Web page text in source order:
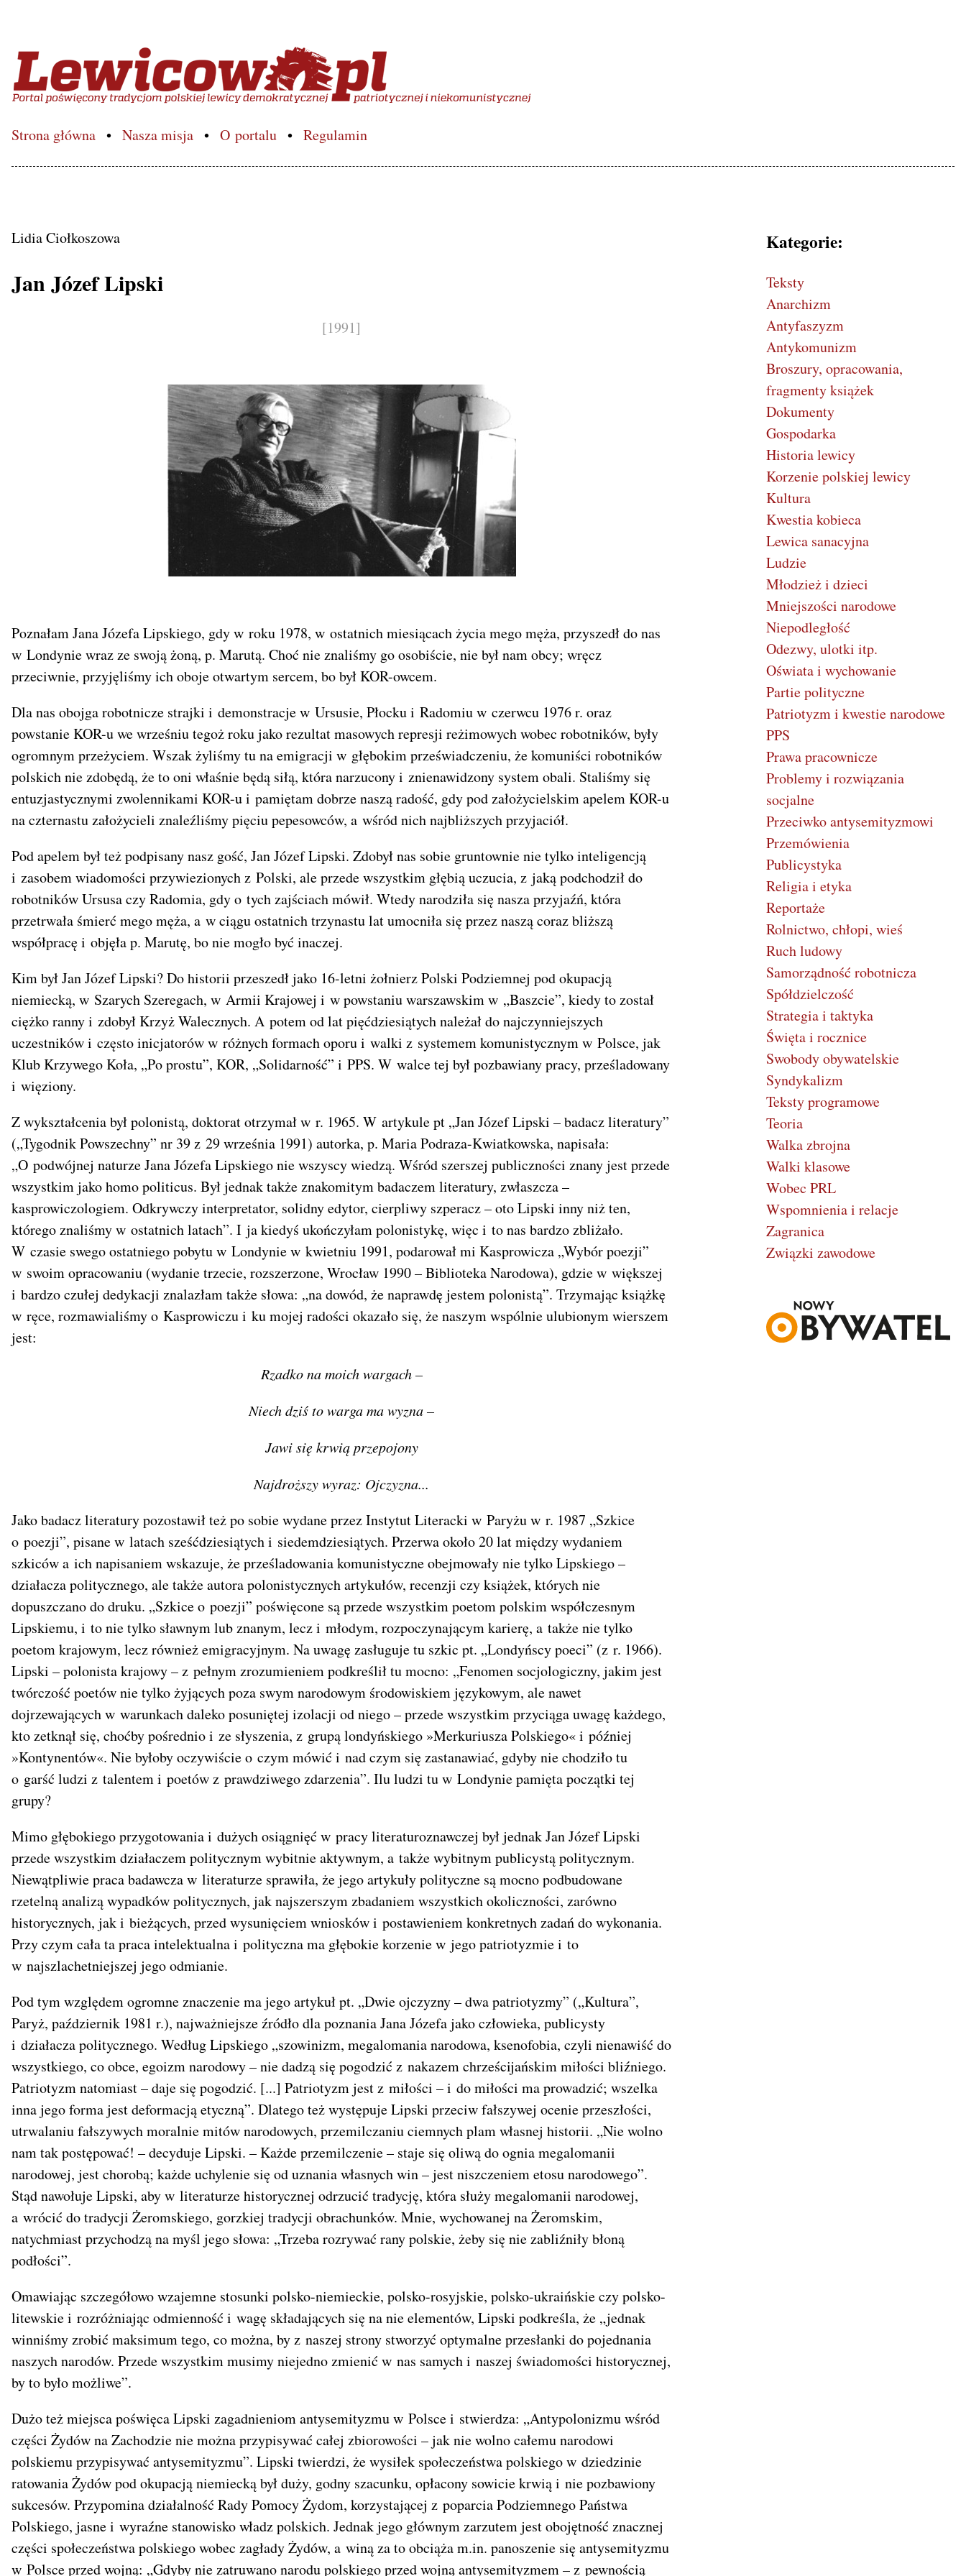
Lewicowo.pl – Portal poświęcony polskiej lewicy demokratycznej,
Strona główna Nasza misja O portalu Regulamin
Lidia Ciołkoszowa
Jan Józef Lipski
[1991]
Poznałam Jana Józefa Lipskiego, gdy w roku 1978, w ostatnich miesiącach życia mego męża, przyszedł do nas
w Londynie wraz ze swoją żoną, p. Marutą. Choć nie znaliśmy go osobiście, nie był nam obcy; wręcz
przeciwnie, przyjęliśmy ich oboje otwartym sercem, bo był KOR-owcem.
Dla nas obojga robotnicze strajki i demonstracje w Ursusie, Płocku i Radomiu w czerwcu 1976 r. oraz
powstanie KOR-u we wrześniu tegoż roku jako rezultat masowych represji reżimowych wobec robotników, były
ogromnym przeżyciem. Wszak żyliśmy tu na emigracji w głębokim przeświadczeniu, że komuniści robotników
polskich nie zdobędą, że to oni właśnie będą siłą, która narzucony i znienawidzony system obali. Staliśmy się
entuzjastycznymi zwolennikami KOR-u i pamiętam dobrze naszą radość, gdy pod założycielskim apelem KOR-u
na czternastu założycieli znaleźliśmy pięciu pepesowców, a wśród nich najbliższych przyjaciół.
Pod apelem był też podpisany nasz gość, Jan Józef Lipski. Zdobył nas sobie gruntownie nie tylko inteligencją
i zasobem wiadomości przywiezionych z Polski, ale przede wszystkim głębią uczucia, z jaką podchodził do
robotników Ursusa czy Radomia, gdy o tych zajściach mówił. Wtedy narodziła się nasza przyjaźń, która
przetrwała śmierć mego męża, a w ciągu ostatnich trzynastu lat umocniła się przez naszą coraz bliższą
współpracę i objęła p. Marutę, bo nie mogło być inaczej.
Kim był Jan Józef Lipski? Do historii przeszedł jako 16-letni żołnierz Polski Podziemnej pod okupacją
niemiecką, w Szarych Szeregach, w Armii Krajowej i w powstaniu warszawskim w „Baszcie”, kiedy to został
ciężko ranny i zdobył Krzyż Walecznych. A potem od lat pięćdziesiątych należał do najczynniejszych
uczestników i często inicjatorów w różnych formach oporu i walki z systemem komunistycznym w Polsce, jak
Klub Krzywego Koła, „Po prostu”, KOR, „Solidarność” i PPS. W walce tej był pozbawiany pracy, prześladowany
i więziony.
Z wykształcenia był polonistą, doktorat otrzymał w r. 1965. W artykule pt „Jan Józef Lipski – badacz literatury”
(„Tygodnik Powszechny” nr 39 z 29 września 1991) autorka, p. Maria Podraza-Kwiatkowska, napisała:
„O podwójnej naturze Jana Józefa Lipskiego nie wszyscy wiedzą. Wśród szerszej publiczności znany jest przede
wszystkim jako homo politicus. Był jednak także znakomitym badaczem literatury, zwłaszcza –
kasprowiczologiem. Odkrywczy interpretator, solidny edytor, cierpliwy szperacz – oto Lipski inny niż ten,
którego znaliśmy w ostatnich latach”. I ja kiedyś ukończyłam polonistykę, więc i to nas bardzo zbliżało.
W czasie swego ostatniego pobytu w Londynie w kwietniu 1991, podarował mi Kasprowicza „Wybór poezji”
w swoim opracowaniu (wydanie trzecie, rozszerzone, Wrocław 1990 – Biblioteka Narodowa), gdzie w większej
i bardzo czułej dedykacji znalazłam także słowa: „na dowód, że naprawdę jestem polonistą”. Trzymając książkę
w ręce, rozmawialiśmy o Kasprowiczu i ku mojej radości okazało się, że naszym wspólnie ulubionym wierszem
jest:
Rzadko na moich wargach –
Niech dziś to warga ma wyzna –
Jawi się krwią przepojony
Najdroższy wyraz: Ojczyzna...
Jako badacz literatury pozostawił też po sobie wydane przez Instytut Literacki w Paryżu w r. 1987 „Szkice
o poezji”, pisane w latach sześćdziesiątych i siedemdziesiątych. Przerwa około 20 lat między wydaniem
szkiców a ich napisaniem wskazuje, że prześladowania komunistyczne obejmowały nie tylko Lipskiego –
działacza politycznego, ale także autora polonistycznych artykułów, recenzji czy książek, których nie
dopuszczano do druku. „Szkice o poezji” poświęcone są przede wszystkim poetom polskim współczesnym
Lipskiemu, i to nie tylko sławnym lub znanym, lecz i młodym, rozpoczynającym karierę, a także nie tylko
poetom krajowym, lecz również emigracyjnym. Na uwagę zasługuje tu szkic pt. „Londyńscy poeci” (z r. 1966).
Lipski – polonista krajowy – z pełnym zrozumieniem podkreślił tu mocno: „Fenomen socjologiczny, jakim jest
twórczość poetów nie tylko żyjących poza swym narodowym środowiskiem językowym, ale nawet
dojrzewających w warunkach daleko posuniętej izolacji od niego – przede wszystkim przyciąga uwagę każdego,
kto zetknął się, choćby pośrednio i ze słyszenia, z grupą londyńskiego »Merkuriusza Polskiego« i później
»Kontynentów«. Nie byłoby oczywiście o czym mówić i nad czym się zastanawiać, gdyby nie chodziło tu
o garść ludzi z talentem i poetów z prawdziwego zdarzenia”. Ilu ludzi tu w Londynie pamięta początki tej
grupy?
Mimo głębokiego przygotowania i dużych osiągnięć w pracy literaturoznawczej był jednak Jan Józef Lipski
przede wszystkim działaczem politycznym wybitnie aktywnym, a także wybitnym publicystą politycznym.
Niewątpliwie praca badawcza w literaturze sprawiła, że jego artykuły polityczne są mocno podbudowane
rzetelną analizą wypadków politycznych, jak najszerszym zbadaniem wszystkich okoliczności, zarówno
historycznych, jak i bieżących, przed wysunięciem wniosków i postawieniem konkretnych zadań do wykonania.
Przy czym cała ta praca intelektualna i polityczna ma głębokie korzenie w jego patriotyzmie i to
w najszlachetniejszej jego odmianie.
Pod tym względem ogromne znaczenie ma jego artykuł pt. „Dwie ojczyzny – dwa patriotyzmy” („Kultura”,
Paryż, październik 1981 r.), najważniejsze źródło dla poznania Jana Józefa jako człowieka, publicysty
i działacza politycznego. Według Lipskiego „szowinizm, megalomania narodowa, ksenofobia, czyli nienawiść do
wszystkiego, co obce, egoizm narodowy – nie dadzą się pogodzić z nakazem chrześcijańskim miłości bliźniego.
Patriotyzm natomiast – daje się pogodzić. [...] Patriotyzm jest z miłości – i do miłości ma prowadzić; wszelka
inna jego forma jest deformacją etyczną”. Dlatego też występuje Lipski przeciw fałszywej ocenie przeszłości,
utrwalaniu fałszywych moralnie mitów narodowych, przemilczaniu ciemnych plam własnej historii. „Nie wolno
nam tak postępować! – decyduje Lipski. – Każde przemilczenie – staje się oliwą do ognia megalomanii
narodowej, jest chorobą; każde uchylenie się od uznania własnych win – jest niszczeniem etosu narodowego”.
Stąd nawołuje Lipski, aby w literaturze historycznej odrzucić tradycję, która służy megalomanii narodowej,
a wrócić do tradycji Żeromskiego, gorzkiej tradycji obrachunków. Mnie, wychowanej na Żeromskim,
natychmiast przychodzą na myśl jego słowa: „Trzeba rozrywać rany polskie, żeby się nie zabliźniły błoną
podłości”.
Omawiając szczegółowo wzajemne stosunki polsko-niemieckie, polsko-rosyjskie, polsko-ukraińskie czy polsko-
litewskie i rozróżniając odmienność i wagę składających się na nie elementów, Lipski podkreśla, że „jednak
winniśmy zrobić maksimum tego, co można, by z naszej strony stworzyć optymalne przesłanki do pojednania
naszych narodów. Przede wszystkim musimy niejedno zmienić w nas samych i naszej świadomości historycznej,
by to było możliwe”.
Dużo też miejsca poświęca Lipski zagadnieniom antysemityzmu w Polsce i stwierdza: „Antypolonizmu wśród
części Żydów na Zachodzie nie można przypisywać całej zbiorowości – jak nie wolno całemu narodowi
polskiemu przypisywać antysemityzmu”. Lipski twierdzi, że wysiłek społeczeństwa polskiego w dziedzinie
ratowania Żydów pod okupacją niemiecką był duży, godny szacunku, opłacony sowicie krwią i nie pozbawiony
sukcesów. Przypomina działalność Rady Pomocy Żydom, korzystającej z poparcia Podziemnego Państwa
Polskiego, jasne i wyraźne stanowisko władz polskich. Jednak jego głównym zarzutem jest obojętność znacznej
części społeczeństwa polskiego wobec zagłady Żydów, a winą za to obciąża m.in. panoszenie się antysemityzmu
w Polsce przed wojną: „Gdyby nie zatruwano narodu polskiego przed wojną antysemityzmem – z pewnością
Kategorie:
Teksty
Anarchizm
Antyfaszyzm
Antykomunizm
Broszury, opracowania,
fragmenty książek
Dokumenty
Gospodarka
Historia lewicy
Korzenie polskiej lewicy
Kultura
Kwestia kobieca
Lewica sanacyjna
Ludzie
Młodzież i dzieci
Mniejszości narodowe
Niepodległość
Odezwy, ulotki itp.
Oświata i wychowanie
Partie polityczne
Patriotyzm i kwestie narodowe
PPS
Prawa pracownicze
Problemy i rozwiązania
socjalne
Przeciwko antysemityzmowi
Przemówienia
Publicystyka
Religia i etyka
Reportaże
Rolnictwo, chłopi, wieś
Ruch ludowy
Samorządność robotnicza
Spółdzielczość
Strategia i taktyka
Święta i rocznice
Swobody obywatelskie
Syndykalizm
Teksty programowe
Teoria
Walka zbrojna
Walki klasowe
Wobec PRL
Wspomnienia i relacje
Zagranica
Związki zawodowe